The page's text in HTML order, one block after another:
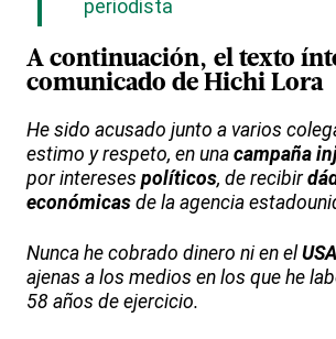
periodista
A continuación, el texto
comunicado de Hichi Lora
He sido acusado junto a varios
estimo y respeto, en una campaña
por intereses políticos, de recibir
económicas de la agencia
Nunca he cobrado dinero ni en el
ajenas a los medios en los que he
58 años de ejercicio.